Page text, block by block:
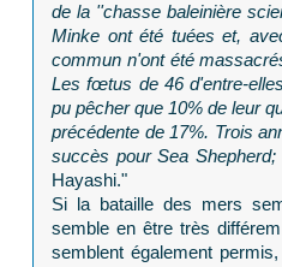
de la ''chasse baleinière
Minke ont été tuées et,
commun n'ont été
Les fœtus de 46 d'entre-
pu pêcher que 10% de leur
précédente de 17%. Trois
succès pour Sea
Hayashi."
Si la bataille des mers
semble en être très
semblent également